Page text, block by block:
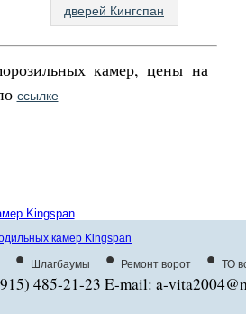
дверей Кингспан
камер, цены на
ссылке
Kingspan
камер Kingspan
• Шлагбаумы • Ремонт ворот • ТО
485-21-23 E-mail: a-